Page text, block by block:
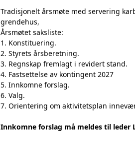
Tradisjonelt årsmøte med servering
grendehus,
Årsmøtet saksliste:
1. Konstituering.
2. Styrets årsberetning.
3. Regnskap fremlagt i revidert stand.
4. Fastsettelse av kontingent 2027
5. Innkomne forslag.
6. Valg.
7. Orientering om aktivitetsplan
Innkomne forslag må meldes til leder